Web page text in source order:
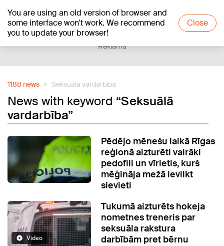
You are using an old version of browser and
some interface won't work. We recommend
you to update your browser!
Close
+21°C
Reklāma
1188 news Seksuālā vardarbība
News with keyword “Seksuālā
vardarbība”
Pēdējo mēnešu laikā Rīgas
reģionā aizturēti vairāki
pedofili un vīrietis, kurš
mēģināja mežā ievilkt
sievieti
Video
Tukumā aizturēts hokeja
nometnes treneris par
seksuāla rakstura
darbībām pret bērnu